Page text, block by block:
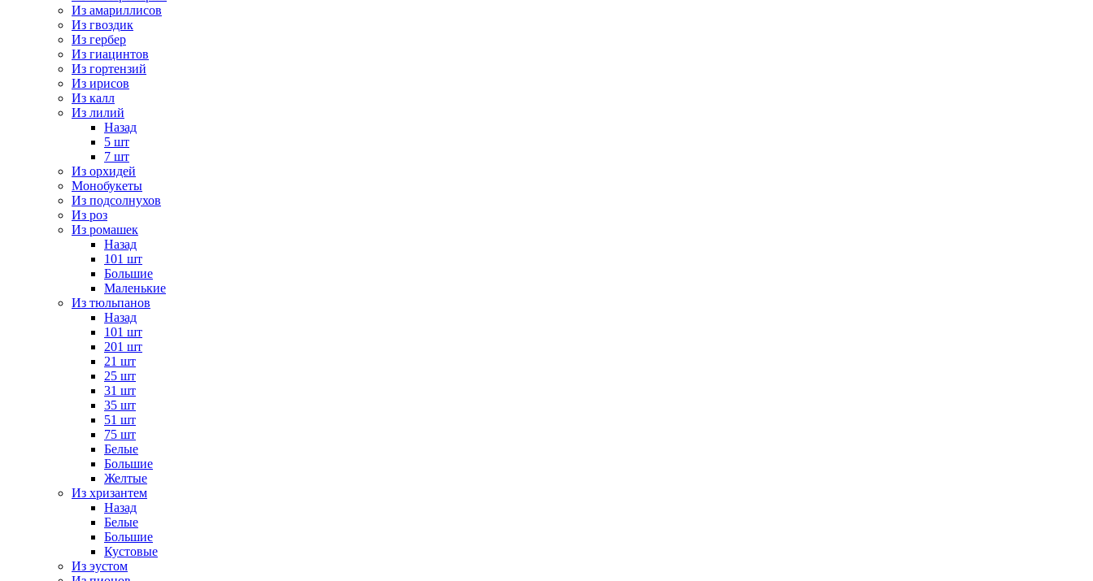
Из амариллисов
Из гвоздик
Из гербер
Из гиацинтов
Из гортензий
Из ирисов
Из калл
Из лилий
Назад
5 шт
7 шт
Из орхидей
Монобукеты
Из подсолнухов
Из роз
Из ромашек
Назад
101 шт
Большие
Маленькие
Из тюльпанов
Назад
101 шт
201 шт
21 шт
25 шт
31 шт
35 шт
51 шт
75 шт
Белые
Большие
Желтые
Из хризантем
Назад
Белые
Большие
Кустовые
Из эустом